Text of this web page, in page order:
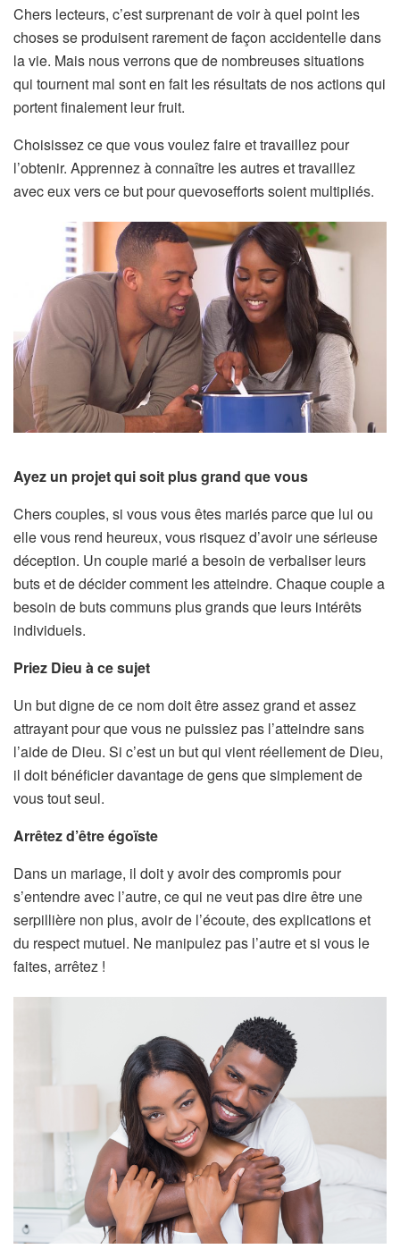
Chers lecteurs, c’est surprenant de voir à quel point les
choses se produisent rarement de façon accidentelle dans
la vie. Mais nous verrons que de nombreuses situations
qui tournent mal sont en fait les résultats de nos actions qui
portent finalement leur fruit.
Choisissez ce que vous voulez faire et travaillez pour
l’obtenir. Apprennez à connaître les autres et travaillez
avec eux vers ce but pour quevosefforts soient multipliés.
Ayez un projet qui soit plus grand que vous
Chers couples, si vous vous êtes mariés parce que lui ou
elle vous rend heureux, vous risquez d’avoir une sérieuse
déception. Un couple marié a besoin de verbaliser leurs
buts et de décider comment les atteindre. Chaque couple a
besoin de buts communs plus grands que leurs intérêts
individuels.
Priez Dieu à ce sujet
Un but digne de ce nom doit être assez grand et assez
attrayant pour que vous ne puissiez pas l’atteindre sans
l’aide de Dieu. Si c’est un but qui vient réellement de Dieu,
il doit bénéficier davantage de gens que simplement de
vous tout seul.
Arrêtez d’être égoïste
Dans un mariage, il doit y avoir des compromis pour
s’entendre avec l’autre, ce qui ne veut pas dire être une
serpillière non plus, avoir de l’écoute, des explications et
du respect mutuel. Ne manipulez pas l’autre et si vous le
faites, arrêtez !